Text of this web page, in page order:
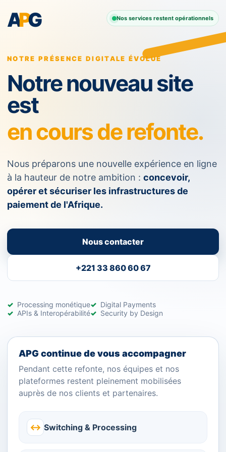
APG Nos services restent opérationnels
NOTRE PRÉSENCE DIGITALE ÉVOLUE
Notre nouveau site
est
en cours de refonte.
Nous préparons une nouvelle expérience en ligne
à la hauteur de notre ambition : concevoir,
opérer et sécuriser les infrastructures de
paiement de l'Afrique.
Nous contacter
+221 33 860 60 67
Processing monétique
Digital Payments
APIs & Interopérabilité
Security by Design
APG continue de vous accompagner
Pendant cette refonte, nos équipes et nos
plateformes restent pleinement mobilisées
auprès de nos clients et partenaires.
↔ Switching & Processing